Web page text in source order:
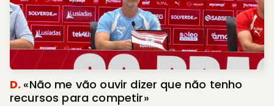
D. «Não me vão ouvir dizer que não tenho
recursos para competir»